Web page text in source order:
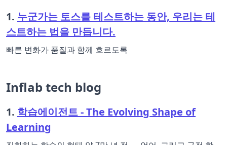
1. 누군가는 토스를 테스트하는 동안, 우리는 테
스트하는 법을 만듭니다.
빠른 변화가 품질과 함께 흐르도록
Inflab tech blog
1. 학습에이전트 - The Evolving Shape of
Learning